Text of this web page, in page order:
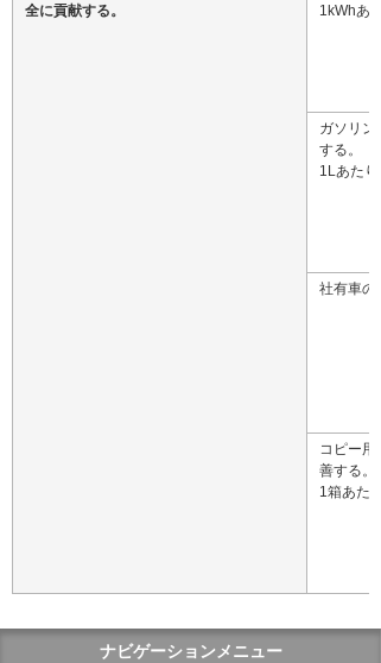
全に貢献する。
1kWhあ
ガソリン
する。
1Lあたり
社有車の
コピー用
善する。
1箱あた
ナビゲーションメニュー